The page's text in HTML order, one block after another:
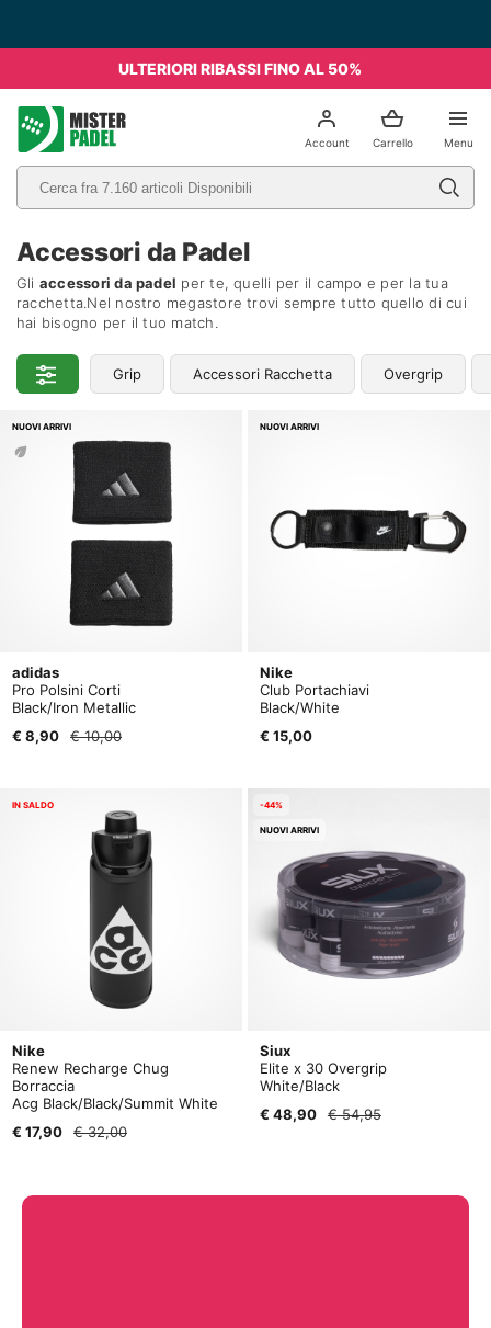
ULTERIORI RIBASSI FINO AL 50%
Menu
Carrello
Account
Accessori da Padel
Gli accessori da padel per te, quelli per il campo e per la tua
racchetta.Nel nostro megastore trovi sempre tutto quello di cui
hai bisogno per il tuo match.
Grip Accessori Racchetta Overgrip
NUOVI ARRIVI
adidas
Pro Polsini Corti
Black/Iron Metallic
€ 8,90
€ 10,00
NUOVI ARRIVI
Nike
Club Portachiavi
Black/White
€ 15,00
IN SALDO
Nike
Renew Recharge Chug
Borraccia
Acg Black/Black/Summit White
€ 17,90
€ 32,00
-44%
NUOVI ARRIVI
Siux
Elite x 30 Overgrip
White/Black
€ 48,90
€ 54,95